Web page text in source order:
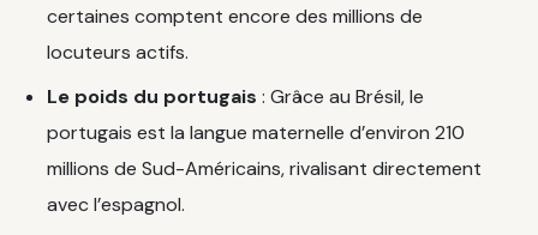
certaines comptent encore des millions de
locuteurs actifs.
Le poids du portugais : Grâce au Brésil, le
portugais est la langue maternelle d’environ 210
millions de Sud-Américains, rivalisant directement
avec l’espagnol.